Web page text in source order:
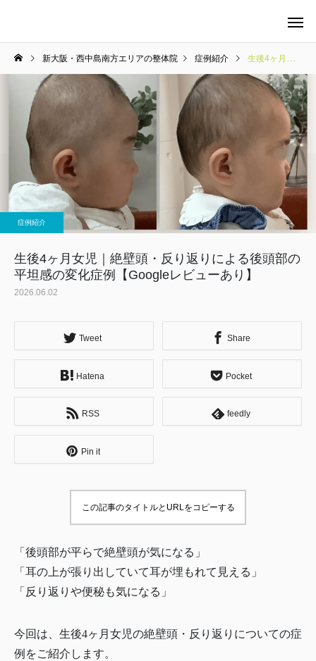
当院の料金について 整体
新大阪・西中島南方エリアの整体院 症例紹介 生後4ヶ月女児｜絶壁頭・反り返りによる後頭部の平坦感の変化症例【Googleレビューあり】
症例紹介
生後4ヶ月女児｜絶壁頭・反り返りによる後頭部の
平坦感の変化症例【Googleレビューあり】
2026.06.02
Tweet Share
Hatena Pocket
RSS feedly
Pin it
この記事のタイトルとURLをコピーする
「後頭部が平らで絶壁頭が気になる」
「耳の上が張り出していて耳が埋もれて見える」
「反り返りや便秘も気になる」
今回は、生後4ヶ月女児の絶壁頭・反り返りについての症
例をご紹介します。